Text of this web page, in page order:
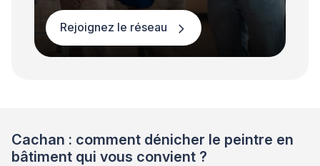
Rejoignez le réseau
Cachan : comment dénicher le peintre en
bâtiment qui vous convient ?